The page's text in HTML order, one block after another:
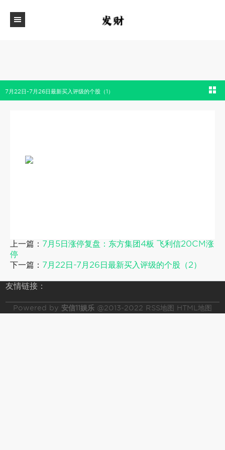
7月22日-7月26日最新买入评级的个股（1）
上一篇： 7月5日涨停复盘：东方集团4板 飞利信20CM涨
停
下一篇： 7月22日-7月26日最新买入评级的个股（2）
友情链接：
Powered by 安信11娱乐 @2013-2022 RSS地图 HTML地图